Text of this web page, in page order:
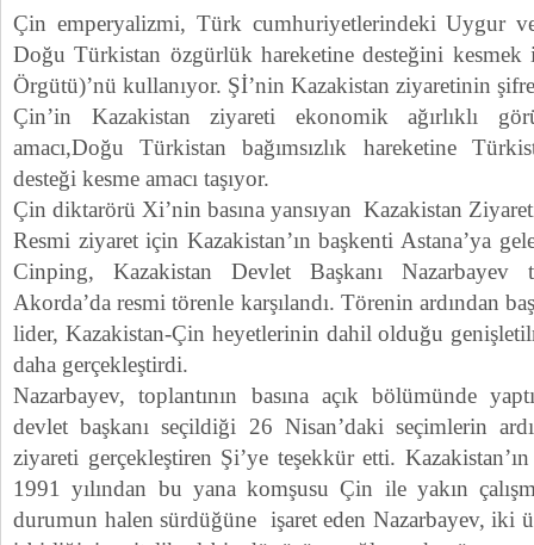
Çin emperyalizmi, Türk cumhuriyetlerindeki Uygur
Doğu Türkistan özgürlük hareketine desteğini
Örgütü)’nü kullanıyor. Şİ’nin Kazakistan ziyaretinin
Çin’in Kazakistan ziyareti ekonomik ağırlıklı
amacı,Doğu Türkistan bağımsızlık hareketine
desteği kesme amacı taşıyor.
Çin diktarörü Xi’nin basına yansıyan Kazakistan
Resmi ziyaret için Kazakistan’ın başkenti Astana’ya
Cinping, Kazakistan Devlet Başkanı Nazarbayev
Akorda’da resmi törenle karşılandı. Törenin ardından
lider, Kazakistan-Çin heyetlerinin dahil olduğu
daha gerçekleştirdi.
Nazarbayev, toplantının basına açık bölümünde
devlet başkanı seçildiği 26 Nisan’daki seçimlerin
ziyareti gerçekleştiren Şi’ye teşekkür etti. Kazakistan’ın
1991 yılından bu yana komşusu Çin ile yakın
durumun halen sürdüğüne işaret eden Nazarbayev, iki